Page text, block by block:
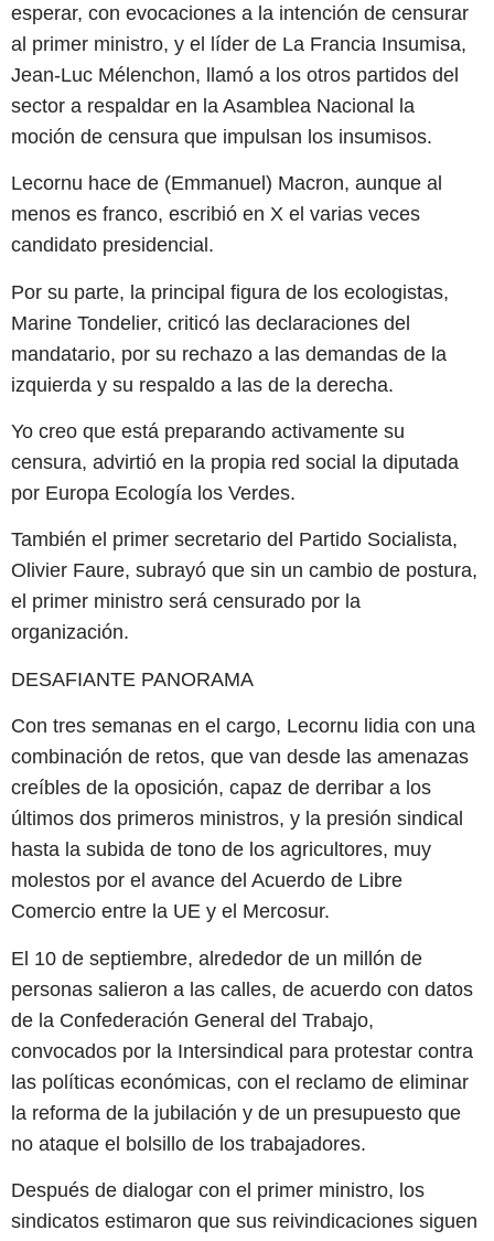
esperar, con evocaciones a la intención de censurar
al primer ministro, y el líder de La Francia Insumisa,
Jean-Luc Mélenchon, llamó a los otros partidos del
sector a respaldar en la Asamblea Nacional la
moción de censura que impulsan los insumisos.
Lecornu hace de (Emmanuel) Macron, aunque al
menos es franco, escribió en X el varias veces
candidato presidencial.
Por su parte, la principal figura de los ecologistas,
Marine Tondelier, criticó las declaraciones del
mandatario, por su rechazo a las demandas de la
izquierda y su respaldo a las de la derecha.
Yo creo que está preparando activamente su
censura, advirtió en la propia red social la diputada
por Europa Ecología los Verdes.
También el primer secretario del Partido Socialista,
Olivier Faure, subrayó que sin un cambio de postura,
el primer ministro será censurado por la
organización.
DESAFIANTE PANORAMA
Con tres semanas en el cargo, Lecornu lidia con una
combinación de retos, que van desde las amenazas
creíbles de la oposición, capaz de derribar a los
últimos dos primeros ministros, y la presión sindical
hasta la subida de tono de los agricultores, muy
molestos por el avance del Acuerdo de Libre
Comercio entre la UE y el Mercosur.
El 10 de septiembre, alrededor de un millón de
personas salieron a las calles, de acuerdo con datos
de la Confederación General del Trabajo,
convocados por la Intersindical para protestar contra
las políticas económicas, con el reclamo de eliminar
la reforma de la jubilación y de un presupuesto que
no ataque el bolsillo de los trabajadores.
Después de dialogar con el primer ministro, los
sindicatos estimaron que sus reivindicaciones siguen